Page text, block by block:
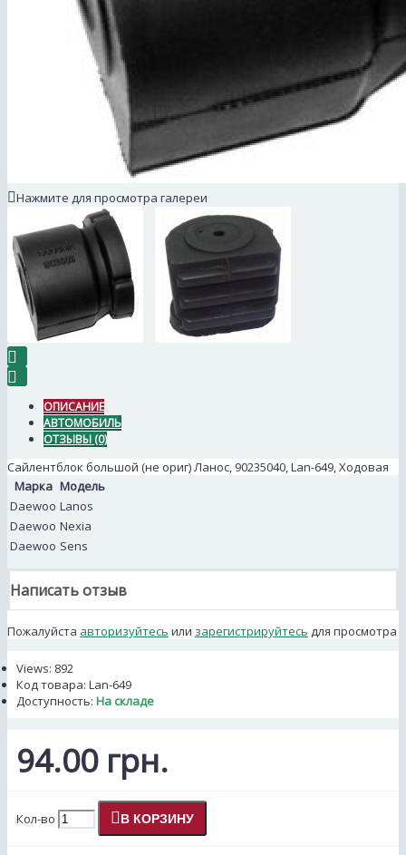
Нажмите для просмотра галереи
ОПИСАНИЕ
АВТОМОБИЛЬ
ОТЗЫВЫ (0)
Сайлентблок большой (не ориг) Ланос, 90235040, Lan-649, Ходовая
Марка Модель
Daewoo Lanos
Daewoo Nexia
Daewoo Sens
Написать отзыв
Пожалуйста авторизуйтесь или зарегистрируйтесь для просмотра
Views: 892
Код товара: Lan-649
Доступность: На складе
94.00 грн.
Кол-во В КОРЗИНУ